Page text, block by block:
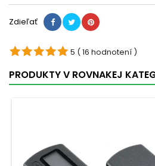
Zdieľať
5 ( 16 hodnotení )
PRODUKTY V ROVNAKEJ